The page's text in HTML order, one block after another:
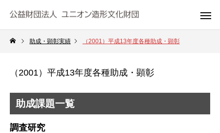
助成・顕彰実績 （2001）平成13年度各種助成・顕彰
（2001）平成13年度各種助成・顕彰
助成課題一覧
調査研究